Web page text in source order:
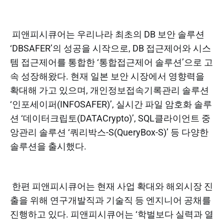
피앤피시큐어는 우리나라 최초의 DB 보안 솔루션
‘DBSAFER’의 성공을 시작으로, DB 접근제어와 시스
템 접근제어를 통합한 ‘통합접근제어 솔루션’으로 고
속 성장해왔다. 현재 일본 보안 시장에서 영향력을
확대해 가고 있으며, 개인정보접속기록관리 솔루션
‘인포세이퍼(INFOSAFER)’, 실시간 파일 암호화 솔루
션 ‘데이터크립토(DATACrypto)’, SQL클라이언트 중
앙관리 솔루션 ‘쿼리박스-S(QueryBox-S)’ 등 다양한
솔루션을 출시했다.
한편 피앤피시큐어는 현재 사업 확대와 해외시장 진
출을 위해 연구개발직과 기술직 등 엔지니어 공채를
진행하고 있다. 피앤피시큐어는 ‘학벌보다 실력과 열